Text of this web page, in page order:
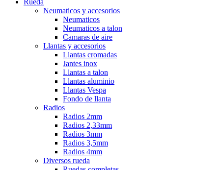
Rueda
Neumaticos y accesorios
Neumaticos
Neumaticos a talon
Camaras de aire
Llantas y accesorios
Llantas cromadas
Jantes inox
Llantas a talon
Llantas aluminio
Llantas Vespa
Fondo de llanta
Radios
Radios 2mm
Radios 2,33mm
Radios 3mm
Radios 3,5mm
Radios 4mm
Diversos rueda